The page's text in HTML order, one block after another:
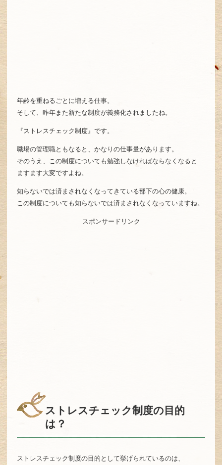
年齢を重ねるごとに増える仕事。
そして、昨年また新たな制度が義務化されましたね。
『ストレスチェック制度』です。
職場の管理職ともなると、かなりの仕事量があります。
そのうえ、この制度についても勉強しなければならなくなると
ますます大変ですよね。
知らないでは済まされなくなってきている部下の心の健康。
この制度についても知らないでは済まされなくなっていますね。
スポンサードリンク
ストレスチェック制度の目的
は？
ストレスチェック制度の目的として挙げられているのは、